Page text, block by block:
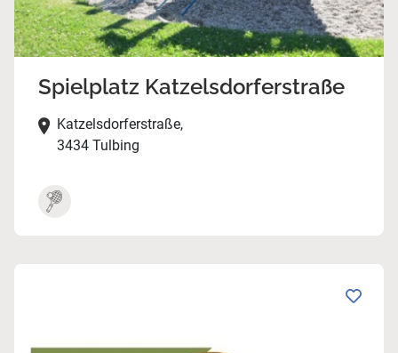
Spielplatz Katzelsdorferstraße
Katzelsdorferstraße,
3434 Tulbing